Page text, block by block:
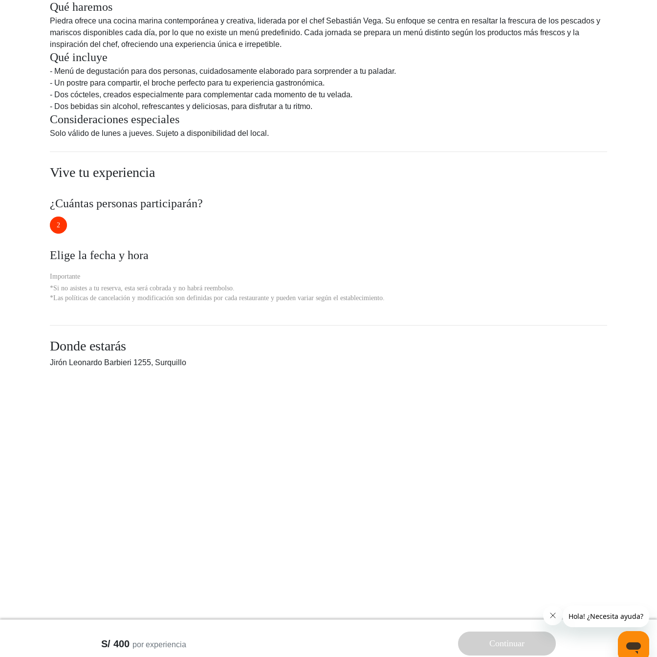
Qué haremos
Piedra ofrece una cocina marina contemporánea y creativa, liderada por el chef Sebastián Vega. Su enfoque se centra en resaltar la frescura de los pescados y
mariscos disponibles cada día, por lo que no existe un menú predefinido. Cada jornada se prepara un menú distinto según los productos más frescos y la
inspiración del chef, ofreciendo una experiencia única e irrepetible.
Qué incluye
- Menú de degustación para dos personas, cuidadosamente elaborado para sorprender a tu paladar.
- Un postre para compartir, el broche perfecto para tu experiencia gastronómica.
- Dos cócteles, creados especialmente para complementar cada momento de tu velada.
- Dos bebidas sin alcohol, refrescantes y deliciosas, para disfrutar a tu ritmo.
Consideraciones especiales
Solo válido de lunes a jueves. Sujeto a disponibilidad del local.
Vive tu experiencia
¿Cuántas personas participarán?
2
Elige la fecha y hora
Importante
*Si no asistes a tu reserva, esta será cobrada y no habrá reembolso.
*Las políticas de cancelación y modificación son definidas por cada restaurante y pueden variar según el establecimiento.
Donde estarás
Jirón Leonardo Barbieri 1255, Surquillo
S/ 400 por experiencia Continuar